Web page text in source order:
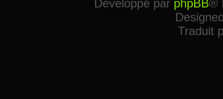
Développé par phpBB®
Traduit